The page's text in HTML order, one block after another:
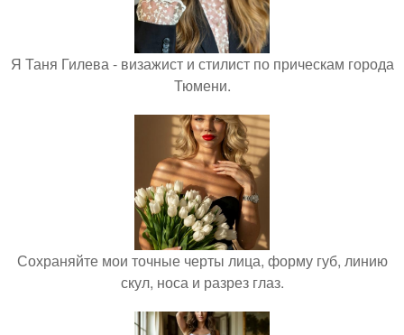
Я Таня Гилева - визажист и стилист по прическам города
Тюмени.
Сохраняйте мои точные черты лица, форму губ, линию
скул, носа и разрез глаз.